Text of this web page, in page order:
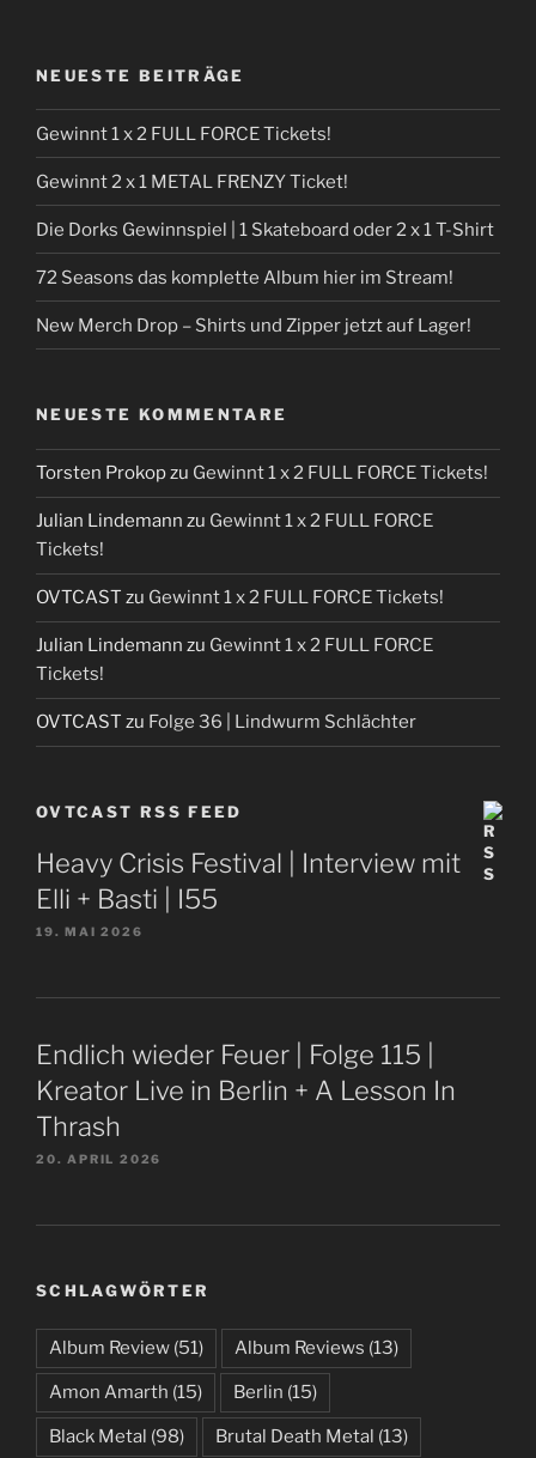
NEUESTE BEITRÄGE
Gewinnt 1 x 2 FULL FORCE Tickets!
Gewinnt 2 x 1 METAL FRENZY Ticket!
Die Dorks Gewinnspiel | 1 Skateboard oder 2 x 1 T-Shirt
72 Seasons das komplette Album hier im Stream!
New Merch Drop – Shirts und Zipper jetzt auf Lager!
NEUESTE KOMMENTARE
Torsten Prokopzu Gewinnt 1 x 2 FULL FORCE Tickets!
Julian Lindemann zu Gewinnt 1 x 2 FULL FORCE
Tickets!
OVTCAST zu Gewinnt 1 x 2 FULL FORCE Tickets!
Julian Lindemann zu Gewinnt 1 x 2 FULL FORCE
Tickets!
OVTCAST zu Folge 36 | Lindwurm Schlächter
OVTCAST RSS FEED
Heavy Crisis Festival | Interview mit
Elli + Basti | I55
19. MAI 2026
Endlich wieder Feuer | Folge 115 |
Kreator Live in Berlin + A Lesson In
Thrash
20. APRIL 2026
SCHLAGWÖRTER
Album Review (51) Album Reviews (13)
Amon Amarth (15) Berlin (15)
Black Metal (98) Brutal Death Metal (13)